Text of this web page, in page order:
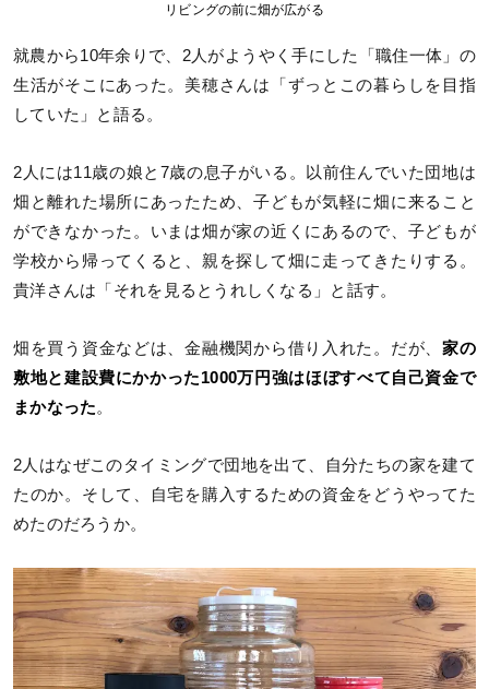
リビングの前に畑が広がる
就農から10年余りで、2人がようやく手にした「職住一体」の
生活がそこにあった。美穂さんは「ずっとこの暮らしを目指
していた」と語る。
2人には11歳の娘と7歳の息子がいる。以前住んでいた団地は
畑と離れた場所にあったため、子どもが気軽に畑に来ること
ができなかった。いまは畑が家の近くにあるので、子どもが
学校から帰ってくると、親を探して畑に走ってきたりする。
貴洋さんは「それを見るとうれしくなる」と話す。
畑を買う資金などは、金融機関から借り入れた。だが、 家の
敷地と建設費にかかった1000万円強はほぼすべて自己資金で
まかなった。
2人はなぜこのタイミングで団地を出て、自分たちの家を建て
たのか。そして、自宅を購入するための資金をどうやってた
めたのだろうか。